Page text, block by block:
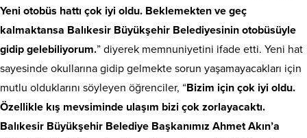
Yeni otobüs hattı çok iyi oldu. Beklemekten ve geç
kalmaktansa Balıkesir Büyükşehir Belediyesinin otobüsüyle
gidip gelebiliyorum.” diyerek memnuniyetini ifade etti. Yeni hat
sayesinde okullarına gidip gelmekte sorun yaşamayacakları için
mutlu olduklarını söyleyen öğrenciler, “Bizim için çok iyi oldu.
Özellikle kış mevsiminde ulaşım bizi çok zorlayacaktı.
Balıkesir Büyükşehir Belediye Başkanımız Ahmet Akın’a